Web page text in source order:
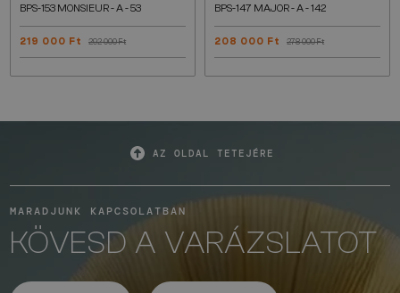
BPS-153 MONSIEUR - A - 53
219 000 Ft 292 000 Ft
BPS-147 MAJOR - A - 142
208 000 Ft 278 000 Ft
AZ OLDAL TETEJÉRE
MARADJUNK KAPCSOLATBAN
KÖVESD A VARÁZSLATOT